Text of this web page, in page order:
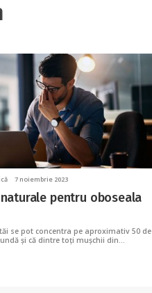
7 noiembrie 2023
pentru oboseala
se pot concentra pe aproximativ 50 de
și că dintre toți mușchii din…